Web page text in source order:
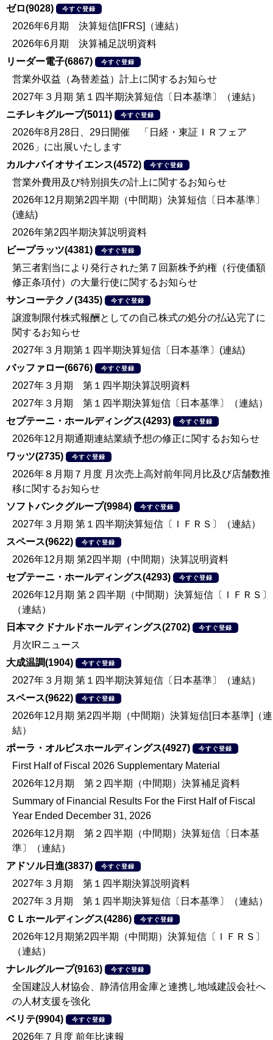
ゼロ(9028)
今すぐ登録
2026年6月期 決算短信[IFRS]（連結）
2026年6月期 決算補足説明資料
リーダー電子(6867)
今すぐ登録
営業外収益（為替差益）計上に関するお知らせ
2027年３月期 第１四半期決算短信〔日本基準〕（連結）
ニチレキグループ(5011)
今すぐ登録
2026年8月28日、29日開催 「日経・東証ＩＲフェア
2026」に出展いたします
カルナバイオサイエンス(4572)
今すぐ登録
営業外費用及び特別損失の計上に関するお知らせ
2026年12月期第2四半期（中間期）決算短信〔日本基準〕
(連結)
2026年第2四半期決算説明資料
ビープラッツ(4381)
今すぐ登録
第三者割当により発行された第７回新株予約権（行使価額
修正条項付）の大量行使に関するお知らせ
サンコーテクノ(3435)
今すぐ登録
譲渡制限付株式報酬としての自己株式の処分の払込完了に
関するお知らせ
2027年３月期第１四半期決算短信〔日本基準〕(連結)
バッファロー(6676)
今すぐ登録
2027年３月期 第１四半期決算説明資料
2027年３月期 第１四半期決算短信〔日本基準〕（連結）
セプテーニ・ホールディングス(4293)
今すぐ登録
2026年12月期通期連結業績予想の修正に関するお知らせ
ワッツ(2735)
今すぐ登録
2026年８月期７月度 月次売上高対前年同月比及び店舗数推
移に関するお知らせ
ソフトバンクグループ(9984)
今すぐ登録
2027年３月期 第１四半期決算短信〔ＩＦＲＳ〕（連結）
スペース(9622)
今すぐ登録
2026年12月期 第2四半期（中間期）決算説明資料
セプテーニ・ホールディングス(4293)
今すぐ登録
2026年12月期 第２四半期（中間期）決算短信〔ＩＦＲＳ〕
（連結）
日本マクドナルドホールディングス(2702)
今すぐ登録
月次IRニュース
大成温調(1904)
今すぐ登録
2027年３月期 第１四半期決算短信〔日本基準〕（連結）
スペース(9622)
今すぐ登録
2026年12月期 第2四半期（中間期）決算短信[日本基準]（連
結）
ポーラ・オルビスホールディングス(4927)
今すぐ登録
First Half of Fiscal 2026 Supplementary Material
2026年12月期 第２四半期（中間期）決算補足資料
Summary of Financial Results For the First Half of Fiscal
Year Ended December 31, 2026
2026年12月期 第２四半期（中間期）決算短信〔日本基
準〕（連結）
アドソル日進(3837)
今すぐ登録
2027年３月期 第１四半期決算説明資料
2027年３月期 第１四半期決算短信〔日本基準〕（連結）
ＣＬホールディングス(4286)
今すぐ登録
2026年12月期第2四半期（中間期）決算短信〔ＩＦＲＳ〕
（連結）
ナレルグループ(9163)
今すぐ登録
全国建設人材協会、静清信用金庫と連携し地域建設会社へ
の人材支援を強化
ベリテ(9904)
今すぐ登録
2026年７月度 前年比速報